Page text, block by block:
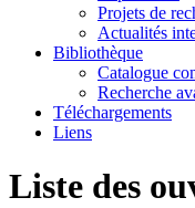
Projets de
Actualités
Bibliothèque
Catalogue
Recherche
Téléchargements
Liens
Liste des